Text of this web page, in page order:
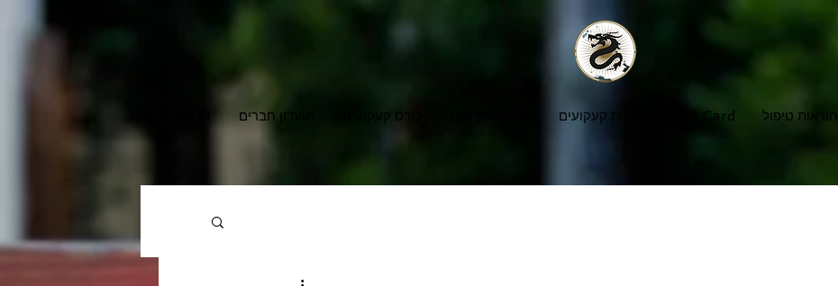
מועדון חברים קורס קעקועים גלריית קעקועים Gift Card הוראות טיפול